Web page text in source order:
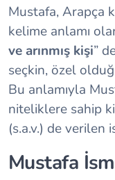
Mustafa, Arapça
kelime anlamı
ve arınmış kişi”
seçkin, özel
Bu anlamıyla
niteliklere sahip
(s.a.v.) de verilen
Mustafa